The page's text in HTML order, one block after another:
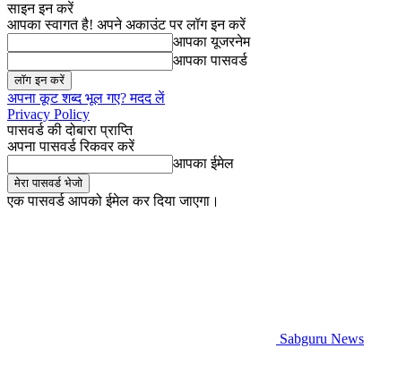
साइन इन करें
आपका स्वागत है! अपने अकाउंट पर लॉग इन करें
आपका यूजरनेम
आपका पासवर्ड
अपना कूट शब्द भूल गए? मदद लें
Privacy Policy
पासवर्ड की दोबारा प्राप्ति
अपना पासवर्ड रिकवर करें
आपका ईमेल
एक पासवर्ड आपको ईमेल कर दिया जाएगा।
Sabguru News